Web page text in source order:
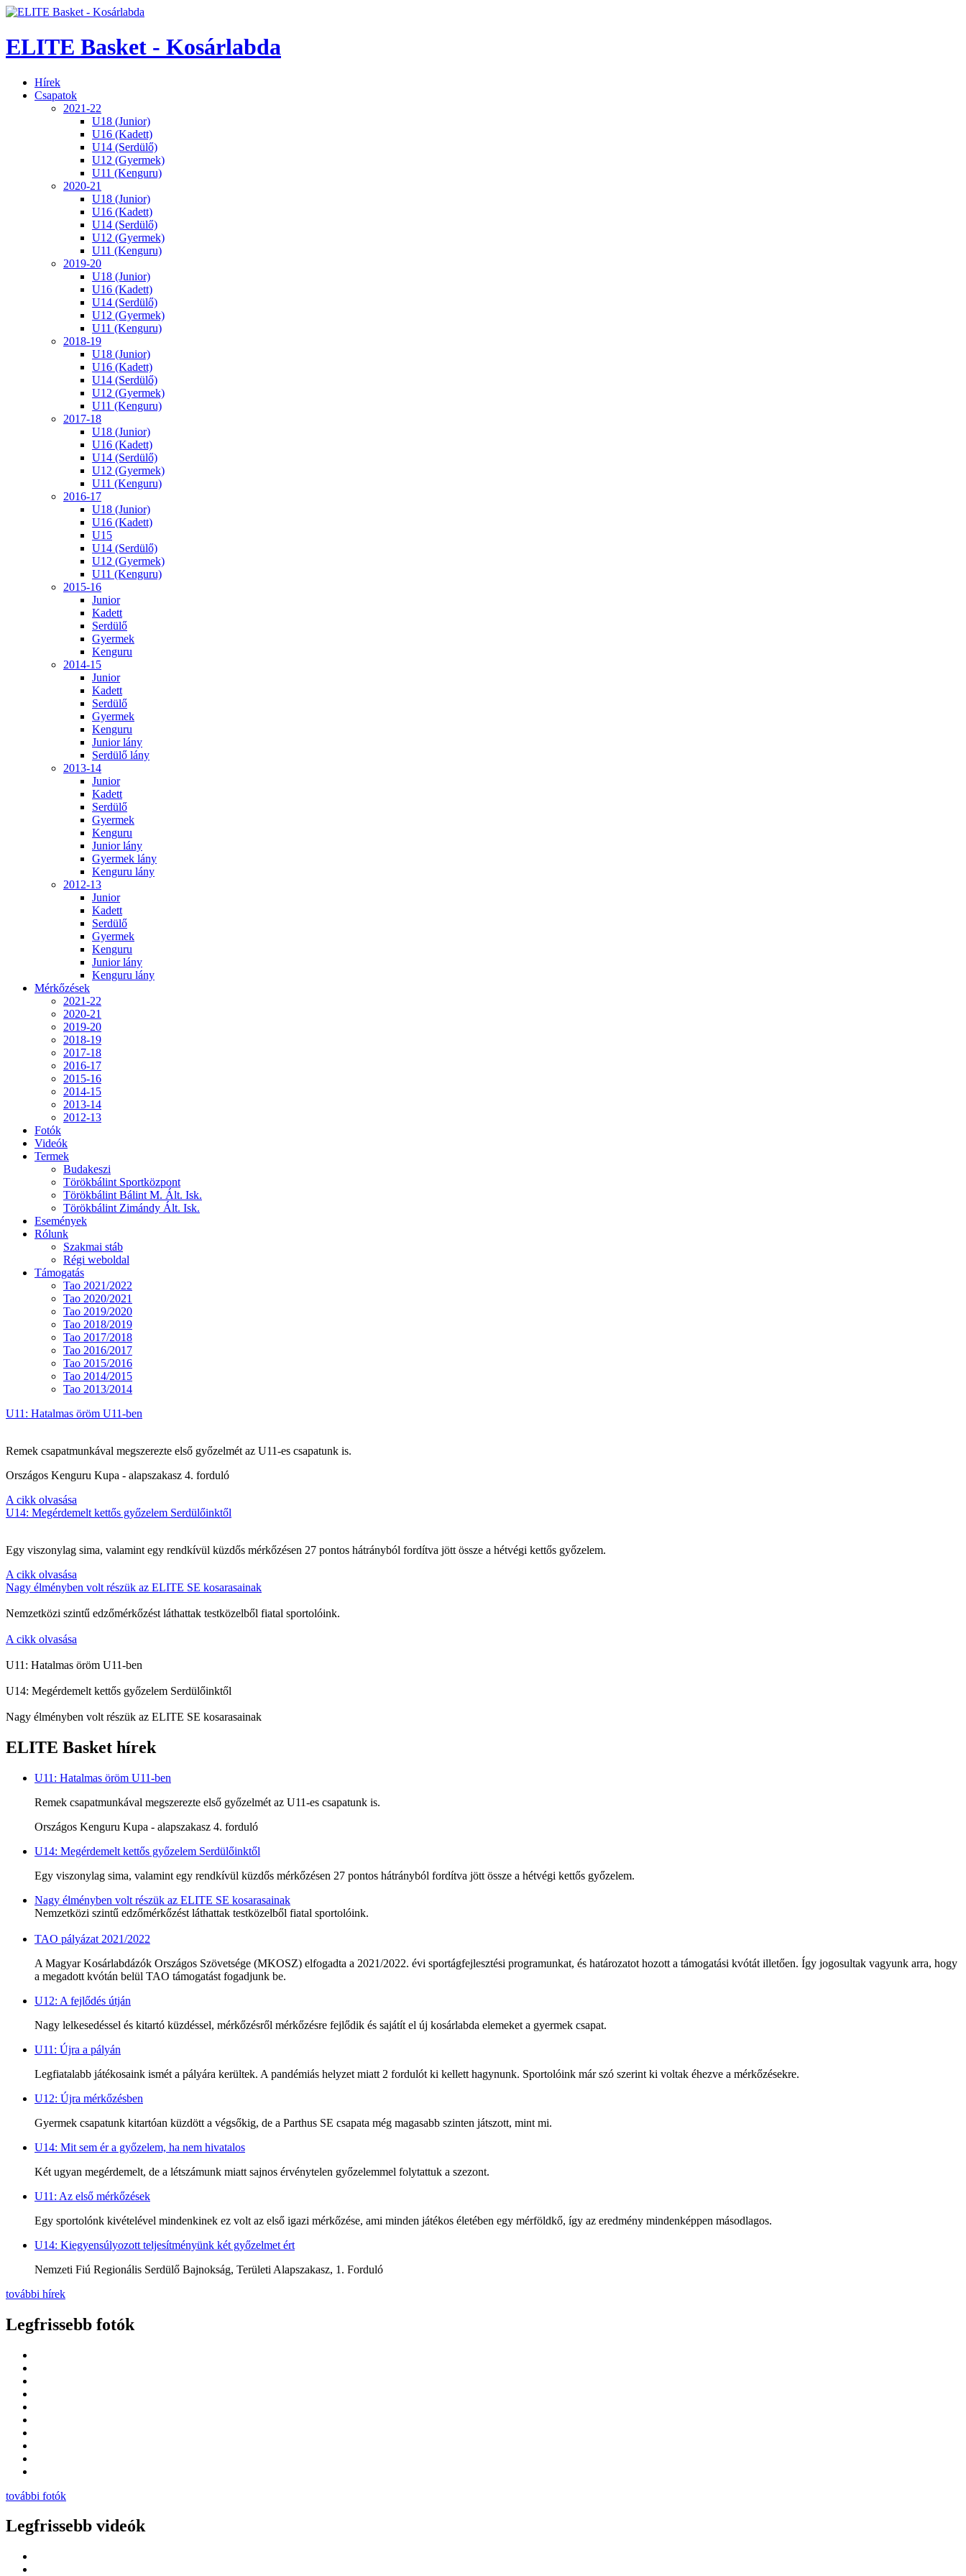
ELITE Basket - Kosárlabda
Hírek
Csapatok
2021-22
U18 (Junior)
U16 (Kadett)
U14 (Serdülő)
U12 (Gyermek)
U11 (Kenguru)
2020-21
U18 (Junior)
U16 (Kadett)
U14 (Serdülő)
U12 (Gyermek)
U11 (Kenguru)
2019-20
U18 (Junior)
U16 (Kadett)
U14 (Serdülő)
U12 (Gyermek)
U11 (Kenguru)
2018-19
U18 (Junior)
U16 (Kadett)
U14 (Serdülő)
U12 (Gyermek)
U11 (Kenguru)
2017-18
U18 (Junior)
U16 (Kadett)
U14 (Serdülő)
U12 (Gyermek)
U11 (Kenguru)
2016-17
U18 (Junior)
U16 (Kadett)
U15
U14 (Serdülő)
U12 (Gyermek)
U11 (Kenguru)
2015-16
Junior
Kadett
Serdülő
Gyermek
Kenguru
2014-15
Junior
Kadett
Serdülő
Gyermek
Kenguru
Junior lány
Serdülő lány
2013-14
Junior
Kadett
Serdülő
Gyermek
Kenguru
Junior lány
Gyermek lány
Kenguru lány
2012-13
Junior
Kadett
Serdülő
Gyermek
Kenguru
Junior lány
Kenguru lány
Mérkőzések
2021-22
2020-21
2019-20
2018-19
2017-18
2016-17
2015-16
2014-15
2013-14
2012-13
Fotók
Videók
Termek
Budakeszi
Törökbálint Sportközpont
Törökbálint Bálint M. Ált. Isk.
Törökbálint Zimándy Ált. Isk.
Események
Rólunk
Szakmai stáb
Régi weboldal
Támogatás
Tao 2021/2022
Tao 2020/2021
Tao 2019/2020
Tao 2018/2019
Tao 2017/2018
Tao 2016/2017
Tao 2015/2016
Tao 2014/2015
Tao 2013/2014
U11: Hatalmas öröm U11-ben
Remek csapatmunkával megszerezte első győzelmét az U11-es csapatunk is.
Országos Kenguru Kupa - alapszakasz 4. forduló
A cikk olvasása
U14: Megérdemelt kettős győzelem Serdülőinktől
Egy viszonylag sima, valamint egy rendkívül küzdős mérkőzésen 27 pontos hátrányból fordítva jött össze a hétvégi kettős győzelem.
A cikk olvasása
Nagy élményben volt részük az ELITE SE kosarasainak
Nemzetközi szintű edzőmérkőzést láthattak testközelből fiatal sportolóink.
A cikk olvasása
U11: Hatalmas öröm U11-ben
U14: Megérdemelt kettős győzelem Serdülőinktől
Nagy élményben volt részük az ELITE SE kosarasainak
ELITE Basket hírek
U11: Hatalmas öröm U11-ben
Remek csapatmunkával megszerezte első győzelmét az U11-es csapatunk is.
Országos Kenguru Kupa - alapszakasz 4. forduló
U14: Megérdemelt kettős győzelem Serdülőinktől
Egy viszonylag sima, valamint egy rendkívül küzdős mérkőzésen 27 pontos hátrányból fordítva jött össze a hétvégi kettős győzelem.
Nagy élményben volt részük az ELITE SE kosarasainak
Nemzetközi szintű edzőmérkőzést láthattak testközelből fiatal sportolóink.
TAO pályázat 2021/2022
A Magyar Kosárlabdázók Országos Szövetsége (MKOSZ) elfogadta a 2021/2022. évi sportágfejlesztési programunkat, és határozatot hozott a támogatási kvótát illetően. Így jogosultak vagyunk arra, hogy
a megadott kvótán belül TAO támogatást fogadjunk be.
U12: A fejlődés útján
Nagy lelkesedéssel és kitartó küzdéssel, mérkőzésről mérkőzésre fejlődik és sajátít el új kosárlabda elemeket a gyermek csapat.
U11: Újra a pályán
Legfiatalabb játékosaink ismét a pályára kerültek. A pandémiás helyzet miatt 2 fordulót ki kellett hagynunk. Sportolóink már szó szerint ki voltak éhezve a mérkőzésekre.
U12: Újra mérkőzésben
Gyermek csapatunk kitartóan küzdött a végsőkig, de a Parthus SE csapata még magasabb szinten játszott, mint mi.
U14: Mit sem ér a győzelem, ha nem hivatalos
Két ugyan megérdemelt, de a létszámunk miatt sajnos érvénytelen győzelemmel folytattuk a szezont.
U11: Az első mérkőzések
Egy sportolónk kivételével mindenkinek ez volt az első igazi mérkőzése, ami minden játékos életében egy mérföldkő, így az eredmény mindenképpen másodlagos.
U14: Kiegyensúlyozott teljesítményünk két győzelmet ért
Nemzeti Fiú Regionális Serdülő Bajnokság, Területi Alapszakasz, 1. Forduló
további hírek
Legfrissebb fotók
további fotók
Legfrissebb videók